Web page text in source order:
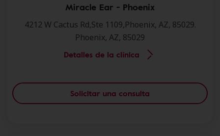
Miracle Ear - Phoenix
4212 W Cactus Rd,Ste 1109,Phoenix, AZ, 85029.
Phoenix, AZ, 85029
Detalles de la clínica
Solicitar una consulta